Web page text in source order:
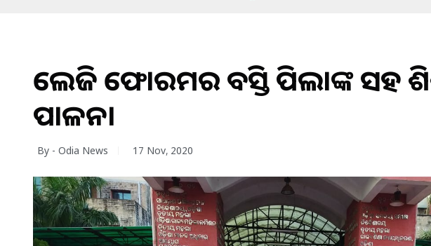
ଲେଡିଜ ଫୋରମର ବସ୍ତି ପିଲାଙ୍କ ସହ
ପାଳନ।
By - Odia News 17 Nov, 2020